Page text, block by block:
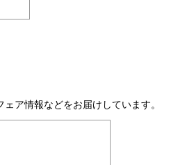
ア情報などをお届けしています。